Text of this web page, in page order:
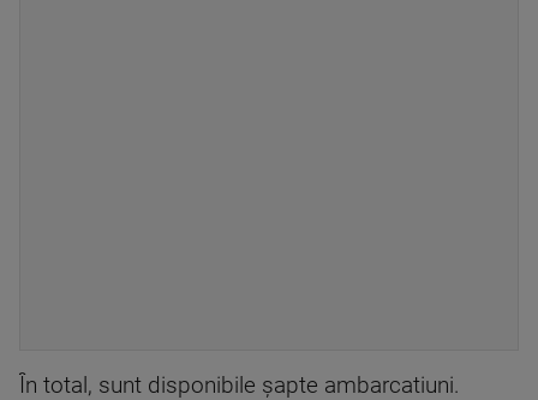
În total, sunt disponibile șapte ambarcatiuni.